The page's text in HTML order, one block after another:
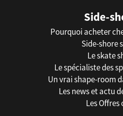
Side-
Pourquoi acheter
Side-shore
Le skate
Le spécialiste des
Un vrai shape-room
Les news et actu
Les Offres